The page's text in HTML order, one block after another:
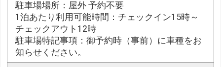
駐車場場所：屋外 予約不要
1泊あたり利用可能時間：チェックイン15時～
チェックアウト12時
駐車場特記事項：御予約時（事前）に車種をお
知らせください。